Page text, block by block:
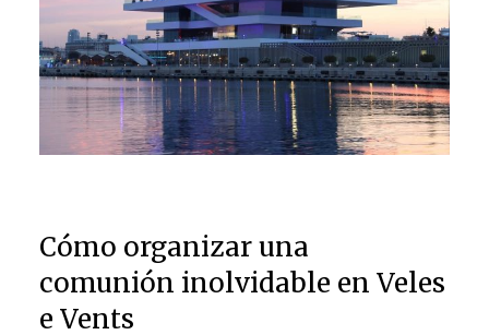
Cómo organizar una
comunión inolvidable en Veles
e Vents